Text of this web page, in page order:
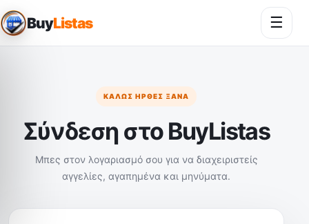
BuyListas ☰
ΚΑΛΏΣ ΉΡΘΕΣ ΞΑΝΆ
Σύνδεση στο BuyListas
Μπες στον λογαριασμό σου για να διαχειριστείς
αγγελίες, αγαπημένα και μηνύματα.